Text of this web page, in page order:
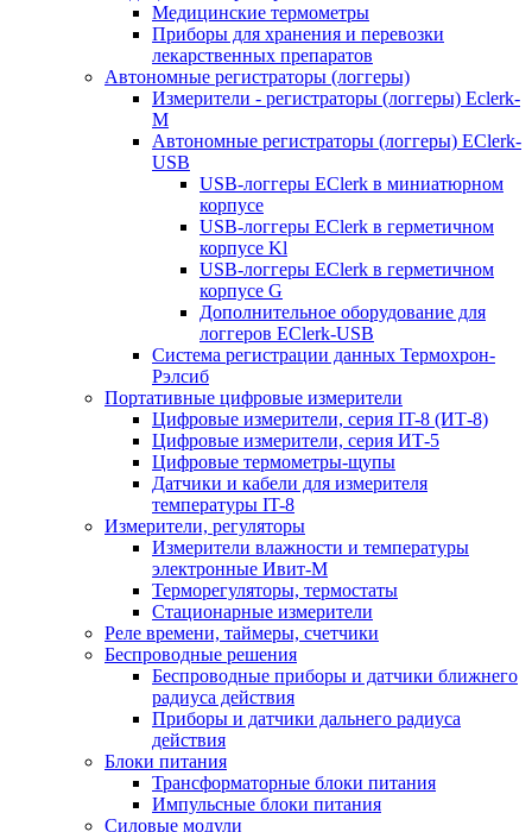
Медицинские термометры
Приборы для хранения и перевозки
лекарственных препаратов
Автономные регистраторы (логгеры)
Измерители - регистраторы (логгеры) Eclerk-
M
Автономные регистраторы (логгеры) EClerk-
USB
USB-логгеры EClerk в миниатюрном
корпусе
USB-логгеры EClerk в герметичном
корпусе Kl
USB-логгеры EClerk в герметичном
корпусе G
Дополнительное оборудование для
логгеров EClerk-USB
Система регистрации данных Термохрон-
Рэлсиб
Портативные цифровые измерители
Цифровые измерители, серия IT-8 (ИТ-8)
Цифровые измерители, серия ИТ-5
Цифровые термометры-щупы
Датчики и кабели для измерителя
температуры IT-8
Измерители, регуляторы
Измерители влажности и температуры
электронные Ивит-М
Терморегуляторы, термостаты
Стационарные измерители
Реле времени, таймеры, счетчики
Беспроводные решения
Беспроводные приборы и датчики ближнего
радиуса действия
Приборы и датчики дальнего радиуса
действия
Блоки питания
Трансформаторные блоки питания
Импульсные блоки питания
Силовые модули